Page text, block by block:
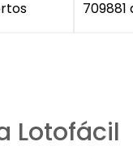
Lotofácil